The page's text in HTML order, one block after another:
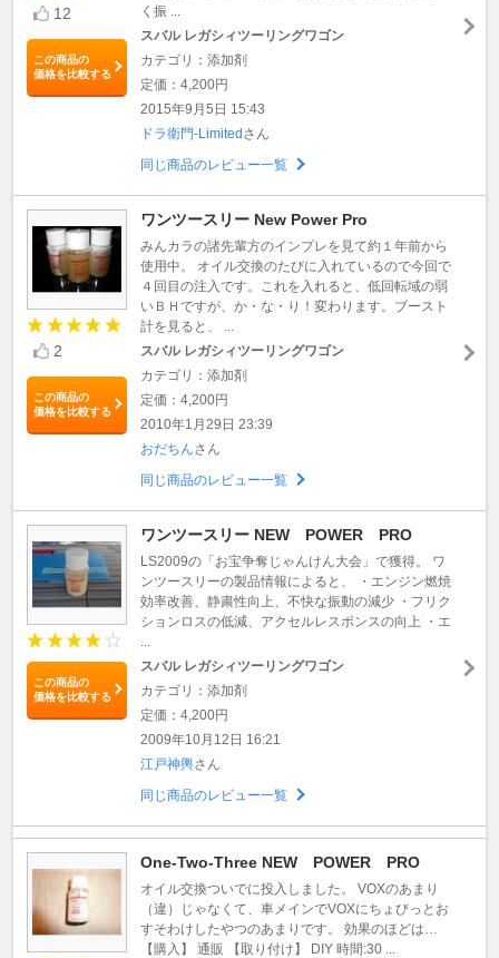
12
この商品の
価格を比較する
く振 ...
スバル レガシィツーリングワゴン
カテゴリ：添加剤
定価：4,200円
2015年9月5日 15:43
ドラ衛門-Limitedさん
同じ商品のレビュー一覧
2
この商品の
価格を比較する
ワンツースリー New Power Pro
みんカラの諸先輩方のインプレを見て約１年前から
使用中。 オイル交換のたびに入れているので今回で
４回目の注入です。これを入れると、低回転域の弱
いＢＨですが、か・な・り！変わります。ブースト
計を見ると、 ...
スバル レガシィツーリングワゴン
カテゴリ：添加剤
定価：4,200円
2010年1月29日 23:39
おだちんさん
同じ商品のレビュー一覧
この商品の
価格を比較する
ワンツースリー NEW POWER PRO
LS2009の「お宝争奪じゃんけん大会」で獲得。 ワ
ンツースリーの製品情報によると、 ・エンジン燃焼
効率改善、静粛性向上、不快な振動の減少 ・フリク
ションロスの低減、アクセルレスポンスの向上 ・エ
スバル レガシィツーリングワゴン
カテゴリ：添加剤
定価：4,200円
2009年10月12日 16:21
江戸神輿さん
同じ商品のレビュー一覧
One-Two-Three NEW POWER PRO
オイル交換ついでに投入しました。 VOXのあまり
（違）じゃなくて、車メインでVOXにちょびっとお
すそわけしたやつのあまりです。 効果のほどは…
【購入】 通販 【取り付け】 DIY 時間:30 ...